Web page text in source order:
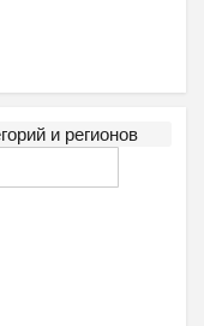
и регионов